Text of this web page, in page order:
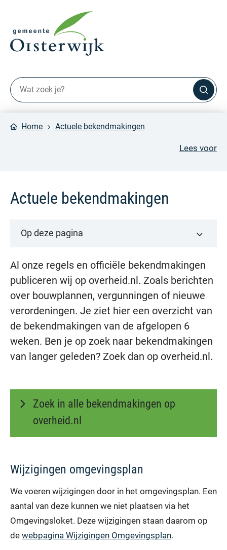
Home Actuele bekendmakingen
Lees voor
Actuele bekendmakingen
​Al onze regels en officiële bekendmakingen
publiceren wij op overheid.nl. Zoals berichten
over bouwplannen, vergunningen of nieuwe
verordeningen. Je ziet hier een overzicht van
de bekendmakingen van de afgelopen 6
weken. Ben je op zoek naar bekendmakingen
van langer geleden? Zoek dan op overheid.nl.
Zoek in alle bekendmakingen op
overheid.nl
Wijzigingen omgevingsplan
We voeren wijzigingen door in het omgevingsplan. Een
aantal van deze kunnen we niet plaatsen via het
Omgevingsloket. Deze wijzigingen staan daarom op
de webpagina Wijzigingen Omgevingsplan.
Op deze pagina